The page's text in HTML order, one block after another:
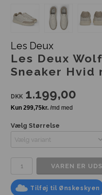
Les Deux
Les Deux
Sneaker Hvid
DKK 1.199,00
Vælg Størrelse
Tilføj til Ønskeskyen